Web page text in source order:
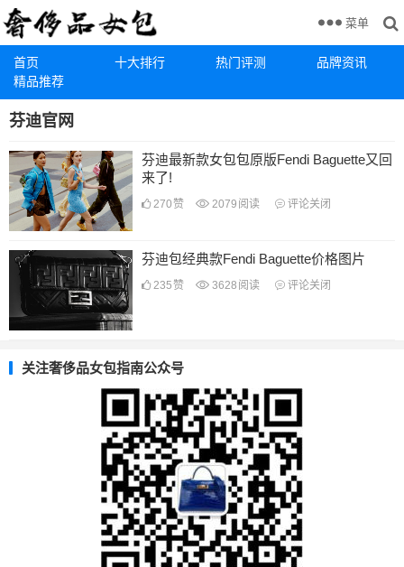
首页 十大排行 热门评测
品牌资讯
精品推荐
菜单
芬迪官网
芬迪最新款女包包原版Fendi Baguette又回
来了!
270 赞 2079 阅读 评论关闭
芬迪包经典款Fendi Baguette价格图片
235 赞 3628 阅读 评论关闭
关注奢侈品女包指南公众号